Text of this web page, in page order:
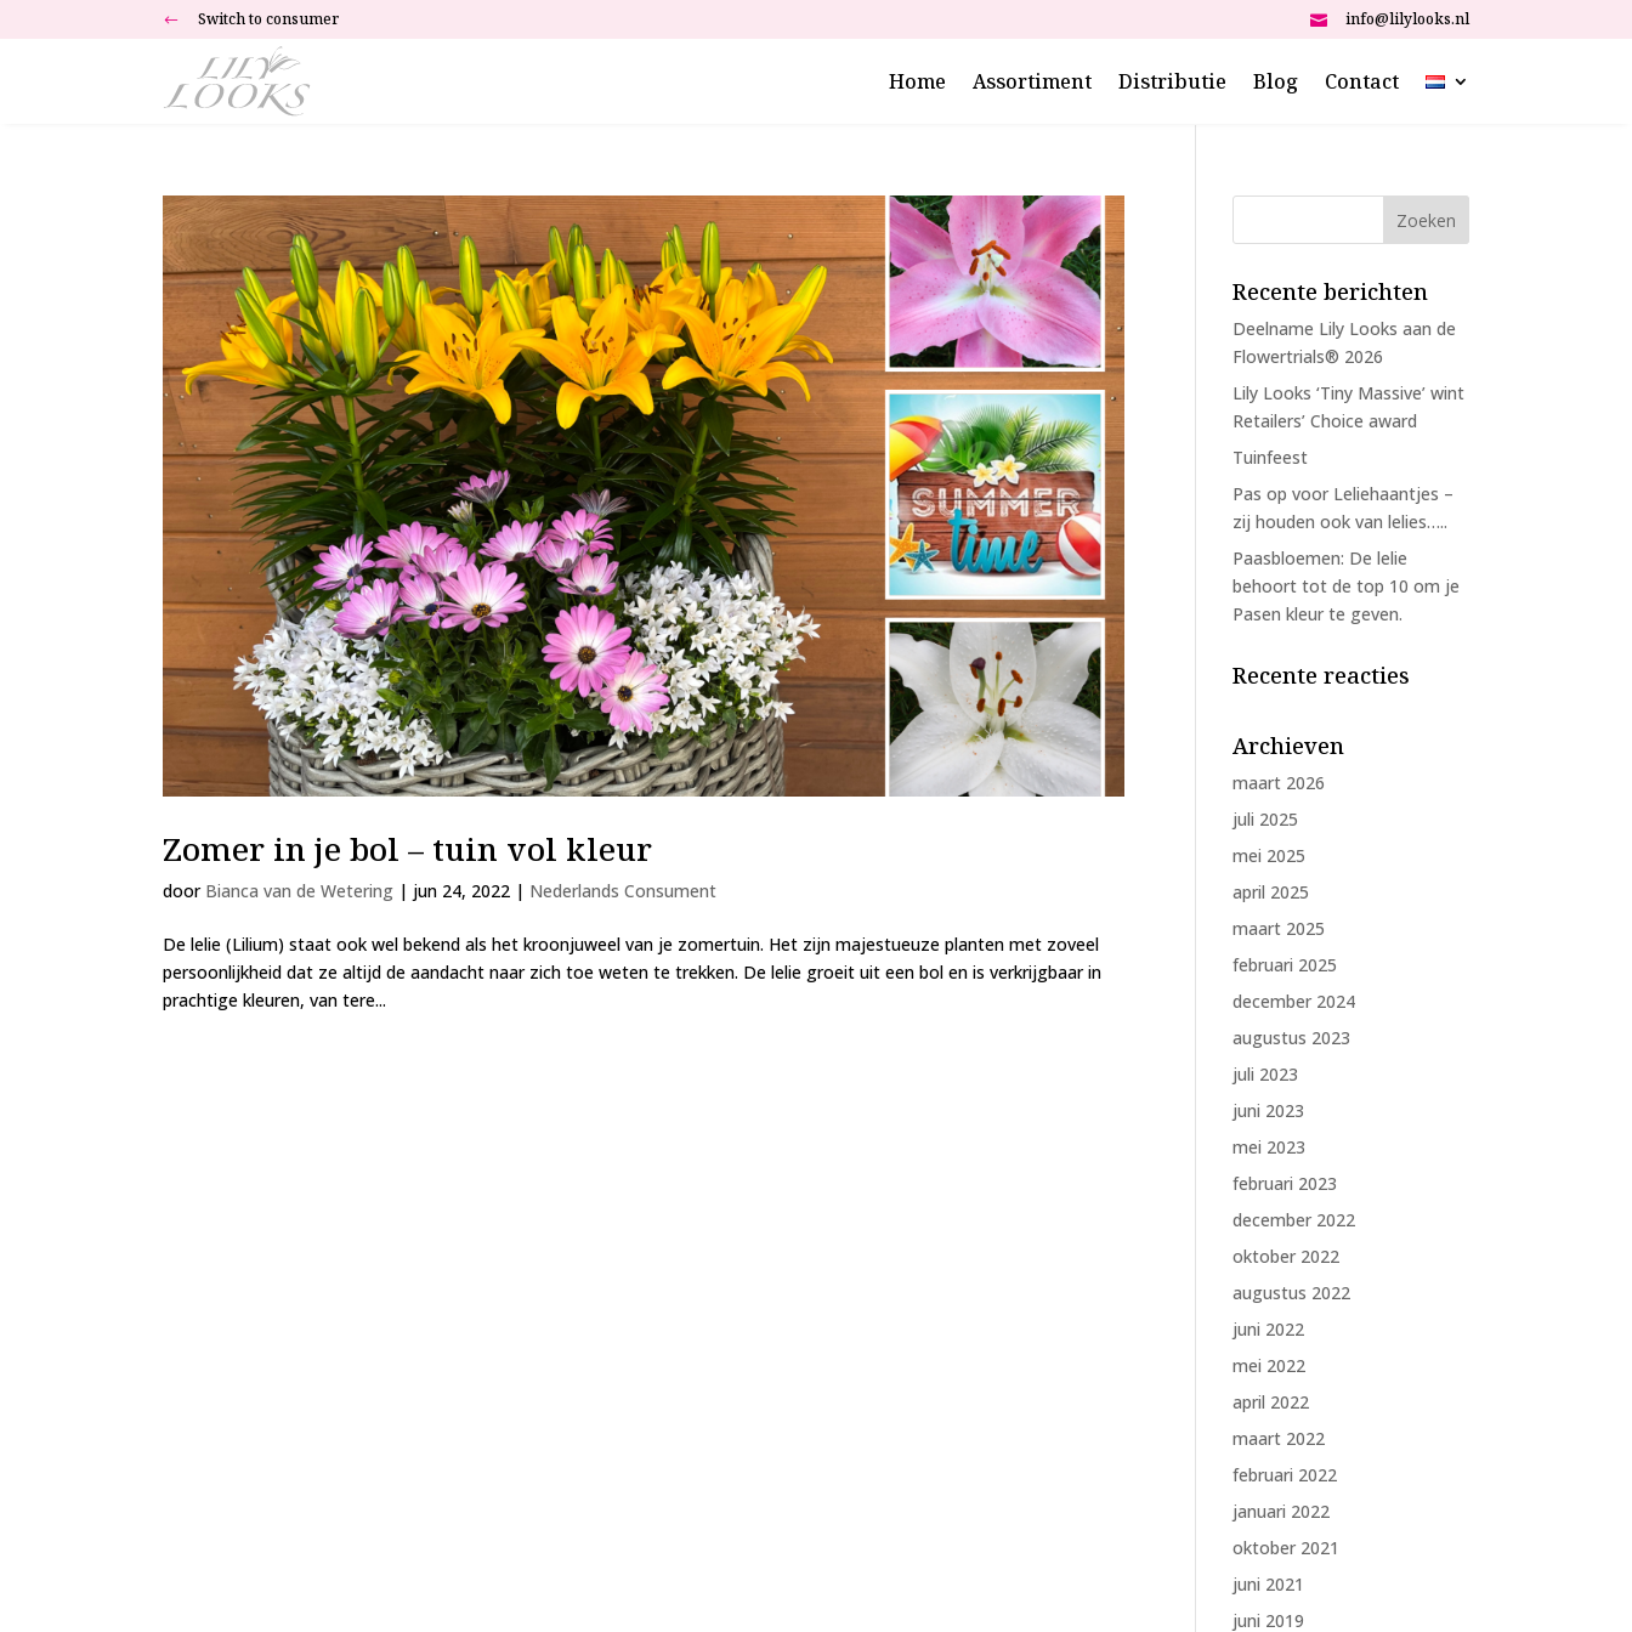
# Switch to consumer  info@lilylooks.nl
Home Assortiment Distributie Blog Contact
Zomer in je bol – tuin vol kleur
door Bianca van de Wetering | jun 24, 2022 | Nederlands Consument
De lelie (Lilium) staat ook wel bekend als het kroonjuweel van je zomertuin. Het zijn majestueuze planten met zoveel
persoonlijkheid dat ze altijd de aandacht naar zich toe weten te trekken. De lelie groeit uit een bol en is verkrijgbaar in
prachtige kleuren, van tere...
Recente berichten
Deelname Lily Looks aan de
Flowertrials® 2026
Lily Looks ‘Tiny Massive’ wint
Retailers’ Choice award
Tuinfeest
Pas op voor Leliehaantjes –
zij houden ook van lelies…..
Paasbloemen: De lelie
behoort tot de top 10 om je
Pasen kleur te geven.
Recente reacties
Archieven
maart 2026
juli 2025
mei 2025
april 2025
maart 2025
februari 2025
december 2024
augustus 2023
juli 2023
juni 2023
mei 2023
februari 2023
december 2022
oktober 2022
augustus 2022
juni 2022
mei 2022
april 2022
maart 2022
februari 2022
januari 2022
oktober 2021
juni 2021
juni 2019